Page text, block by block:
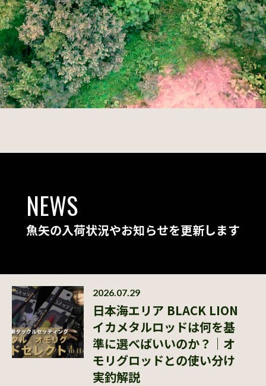
NEWS
魚矢の入荷状況やお知らせを更新します
2026.07.29
日本海エリア BLACK LION
イカメタルロッドは何を基
準に選べばいいのか？｜オ
モリグロッドとの使い分け
実釣解説